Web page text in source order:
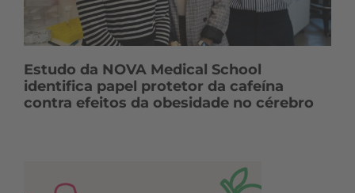
Estudo da NOVA Medical School
identifica papel protetor da cafeína
contra efeitos da obesidade no cérebro